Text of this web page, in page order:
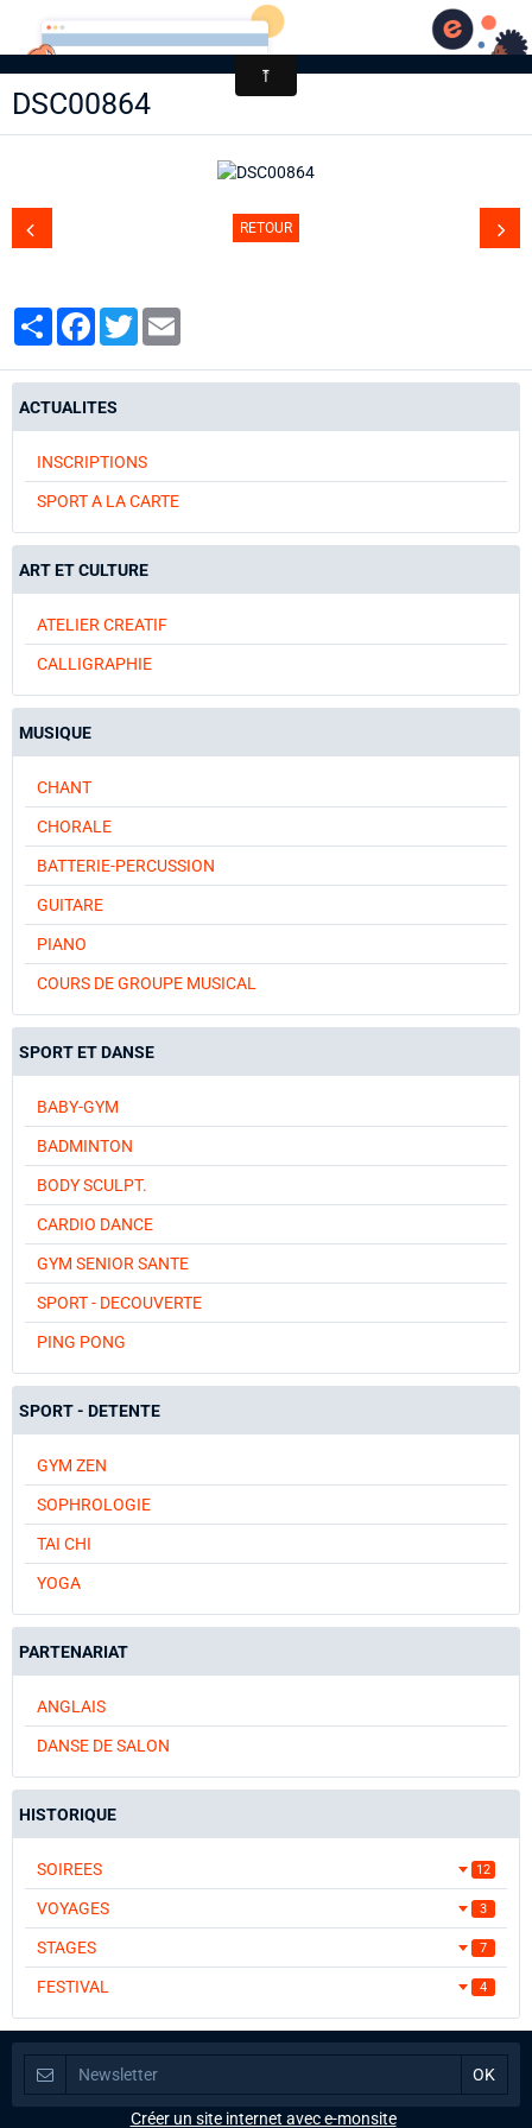
AACCA
Page d'accueil
Diaporamas
DSC00864
RETOUR
PartagerFacebook
Twitter
ACTUALITES
INSCRIPTIONS
SPORT A LA CARTE
ART ET CULTURE
ATELIER CREATIF
CALLIGRAPHIE
MUSIQUE
CHANT
CHORALE
BATTERIE-PERCUSSION
GUITARE
PIANO
COURS DE GROUPE MUSICAL
SPORT ET DANSE
BABY-GYM
BADMINTON
BODY SCULPT.
CARDIO DANCE
GYM SENIOR SANTE
SPORT - DECOUVERTE
PING PONG
SPORT - DETENTE
GYM ZEN
SOPHROLOGIE
TAI CHI
YOGA
PARTENARIAT
ANGLAIS
DANSE DE SALON
HISTORIQUE
SOIREES 12
VOYAGES 3
STAGES 7
FESTIVAL 4
Créer un site internet avec e-monsite